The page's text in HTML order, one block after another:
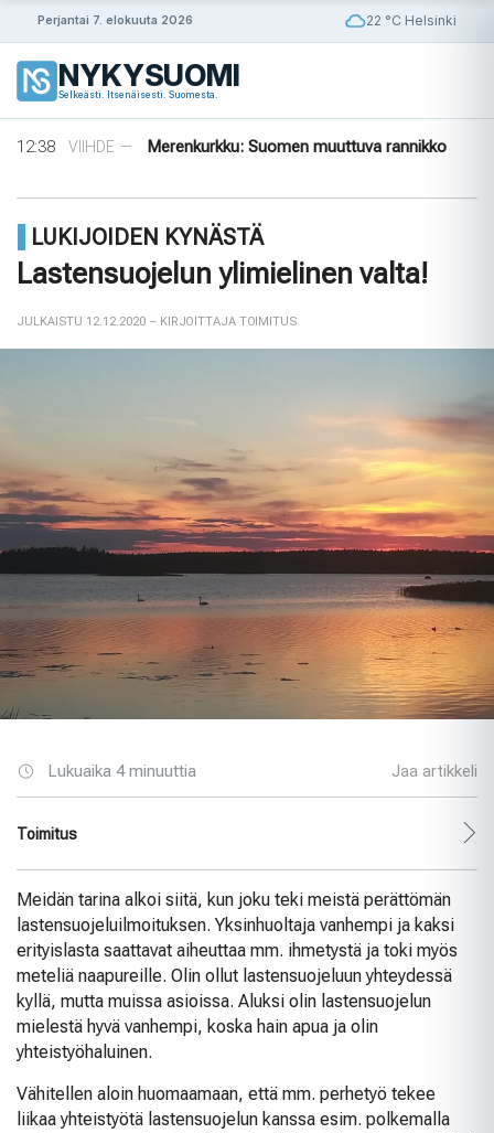
Perjantai 7. elokuuta 2026 22 °C Helsinki
NYKYSUOMI
Selkeästi. Itsenäisesti. Suomesta.
14:56 ULKOMAAT —
Puola ja Yhdysvallat neuvottelevat
pysyvistä sotilastukikohdista
14:42
VIIHDE —
Norjalainen viikinkihauta avattiin
12:38
VIIHDE —
Merenkurkku: Suomen muuttuva rannikko
08:33
Tanska puuttuu tekoälyhuijauksiin
pysyvistä sotilastukikohdista
14:42
VIIHDE Norjalainen viikinkihauta avattiin
LUKIJOIDEN KYNÄSTÄ
Lastensuojelun ylimielinen valta!
JULKAISTU 12.12.2020 – KIRJOITTAJA TOIMITUS
Lukuaika 4 minuuttia Jaa artikkeli
Toimitus
Meidän tarina alkoi siitä, kun joku teki meistä perättömän
lastensuojeluilmoituksen. Yksinhuoltaja vanhempi ja kaksi
erityislasta saattavat aiheuttaa mm. ihmetystä ja toki myös
meteliä naapureille. Olin ollut lastensuojeluun yhteydessä
kyllä, mutta muissa asioissa. Aluksi olin lastensuojelun
mielestä hyvä vanhempi, koska hain apua ja olin
yhteistyöhaluinen.
Vähitellen aloin huomaamaan, että mm. perhetyö tekee
liikaa yhteistyötä lastensuojelun kanssa esim. polkemalla